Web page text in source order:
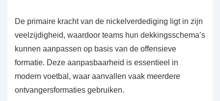
De primaire kracht van de nickelverdediging ligt in zijn
veelzijdigheid, waardoor teams hun dekkingsschema’s
kunnen aanpassen op basis van de offensieve
formatie. Deze aanpasbaarheid is essentieel in
modern voetbal, waar aanvallen vaak meerdere
ontvangersformaties gebruiken.